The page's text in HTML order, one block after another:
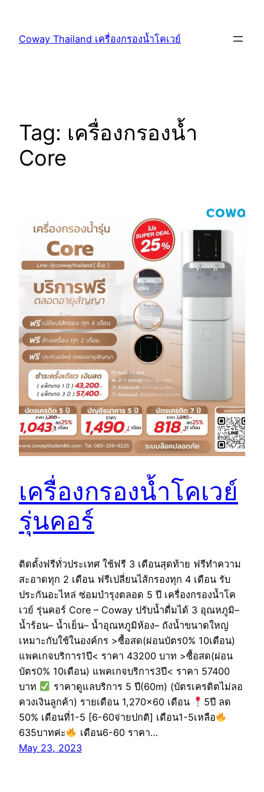
Coway Thailand เครื่องกรองน้ำโคเวย์
Tag: เครื่องกรองน้ำ
Core
เครื่องกรองน้ำโคเวย์
รุ่นคอร์
ติดตั้งฟรีทั่วประเทศ ใช้ฟรี 3 เดือนสุดท้าย ฟรีทำความ
สะอาดทุก 2 เดือน ฟรีเปลี่ยนไส้กรองทุก 4 เดือน รับ
ประกันอะไหล่ ซ่อมบำรุงตลอด 5 ปี เครื่องกรองน้ำโค
เวย์ รุ่นคอร์ Core – Coway ปรับน้ำดื่มได้ 3 อุณหภูมิ–
น้ำร้อน– น้ำเย็น– น้ำอุณหภูมิห้อง– ถังน้ำขนาดใหญ่
เหมาะกับใช้ในองค์กร >ซื้อสด(ผ่อนบัตร0% 10เดือน)
แพคเกจบริการ1ปี< ราคา 43200 บาท >ซื้อสด(ผ่อน
บัตร0% 10เดือน) แพคเกจบริการ3ปี< ราคา 57400
บาท
ราคาดูแลบริการ 5 ปี(60m) (บัตรเครดิตไม่ลอ
ควงเงินลูกค้า) รายเดือน 1,270×60 เดือน
5ปี ลด
50% เดือนที่1-5 [6-60จ่ายปกติ] เดือน1-5เหลือ
635บาทค่ะ
เดือน6-60 ราคา…
May 23, 2023